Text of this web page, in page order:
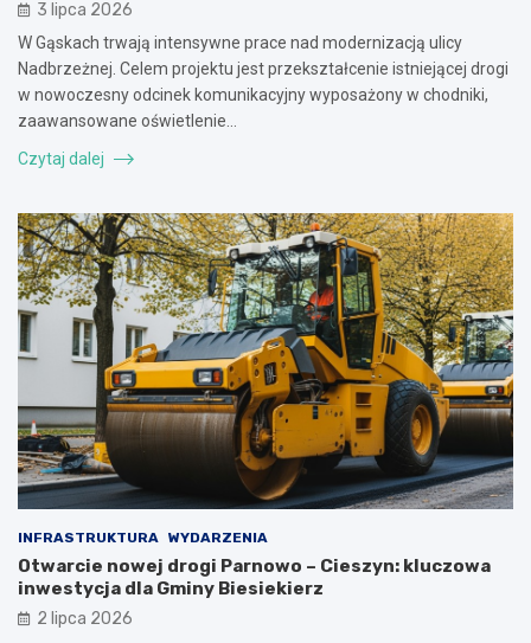
3 lipca 2026
W Gąskach trwają intensywne prace nad modernizacją ulicy
Nadbrzeżnej. Celem projektu jest przekształcenie istniejącej drogi
w nowoczesny odcinek komunikacyjny wyposażony w chodniki,
zaawansowane oświetlenie…
Czytaj dalej
INFRASTRUKTURA WYDARZENIA
Otwarcie nowej drogi Parnowo – Cieszyn: kluczowa
inwestycja dla Gminy Biesiekierz
2 lipca 2026